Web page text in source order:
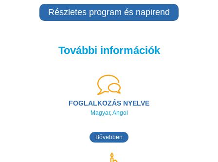
Részletes program és napirend
További információk
FOGLALKOZÁS NYELVE
Magyar, Angol
Bővebben